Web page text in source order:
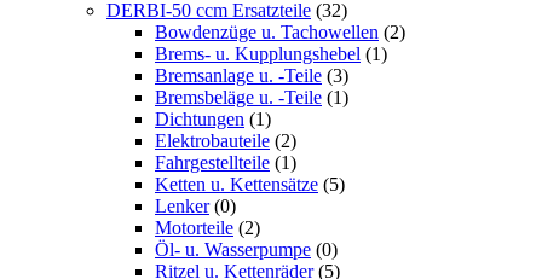
DERBI-50 ccm Ersatzteile (32)
Bowdenzüge u. Tachowellen (2)
Brems- u. Kupplungshebel (1)
Bremsanlage u. -Teile (3)
Bremsbeläge u. -Teile (1)
Dichtungen (1)
Elektrobauteile (2)
Fahrgestellteile (1)
Ketten u. Kettensätze (5)
Lenker (0)
Motorteile (2)
Öl- u. Wasserpumpe (0)
Ritzel u. Kettenräder (5)